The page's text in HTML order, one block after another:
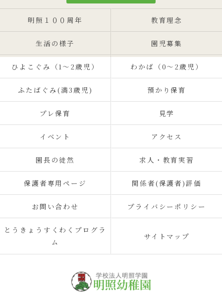
明照１００周年 教育理念
生活の様子 園児募集
ひよこぐみ（1〜2歳児） わかば（0～2歳児）
ふたばぐみ(満3歳児) 預かり保育
プレ保育 見学
イベント アクセス
園長の徒然 求人・教育実習
保護者専用ページ 関係者(保護者)評価
お問い合わせ プライバシーポリシー
とうきょうすくわくプログラ
ム
サイトマップ